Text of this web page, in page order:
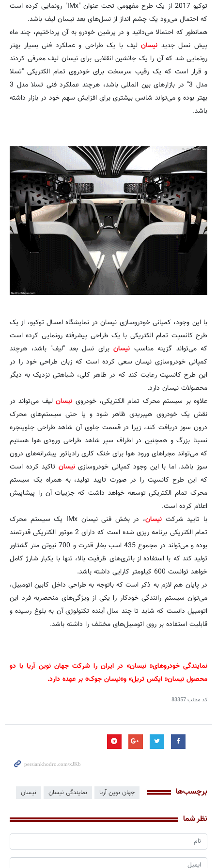
توکیو 2017 از یک طرح مفهومی تحت عنوان "IMx" رونمایی کرده است
که احتمال می‌رود یک چشم انداز از نسل‌های بعد نیسان لیف باشد.
همانطور که احتمالا می‌دانید و در پرشین خودرو به آن پرداختیم، چند ماه
پیش نسل جدید نیسانلیف با یک طراحی و عملکرد فنی بسیار بهتر
رونمایی شد که آن را یک جانشین انقلابی برای نیسان لیف معرفی کردند
و قرار است که یک رقیب سرسخت برای خودروی تمام الکتریکی "تسلا
مدل 3" در بازارهای بین المللی باشد، هرچند عملکرد فنی تسلا مدل 3
بهتر بوده و می‌تواند شانس بیشتری برای افزایش سهم خود در بازار داشته
باشد.
با این وجود، کمپانی خودروسازی نیسان در نمایشگاه امسال توکیو، از یک
طرح کانسپت تمام الکتریکی با یک طراحی پیشرفته رونمایی کرده است
که می‌تواند گزینه مناسب نیسان برای نسل بعد "لیف" باشد، هرچند
کمپانی خودروسازی نیسان سعی کرده است که زبان طراحی خود را در
این طرح کانسپت رعایت کند که در ظاهر کلی، شباهتی نزدیک به دیگر
محصولات نیسان دارد.
علاوه بر سیستم محرک تمام الکتریکی، خودروی نیسانلیف می‌تواند در
نقش یک خودروی هیبریدی ظاهر شود و یا حتی سیستم‌های محرک
درون سوز دریافت کند، زیرا در قسمت جلوی آن شاهد طراحی جلوپنجره
نسبتا بزرگ و همچنین در اطراف سپر شاهد طراحی ورودی هوا هستیم
که می‌تواند مجراهای ورود هوا برای خنک کاری رادیاتور پیشرانه‌های درون
سوز باشد. اما با این وجود کمپانی خودروسازینیسان تاکید کرده است
که این طرح کانسپت را در صورت تایید تولید، به همراه یک سیستم
محرک تمام الکتریکی توسعه خواهد داشت که جزییات آن را پیشاپیش
اعلام کرده است.
با تایید شرکت نیسان
، در بخش فنی نیسان IMx یک سیستم محرک
تمام الکتریکی برنامه ریزی شده است که دارای 2 موتور الکتریکی قدرتمند
بوده و می‌تواند در مجموع 435 اسب بخار قدرت و 700 نیوتن متر گشتاور
تولید کند که با استفاده از باتری‌های ظرفیت بالا، تنها با یکبار شارژ کامل
خواهد توانست 600 کیلومتر کارایی داشته باشد.
در پایان هم لازم به ذکر است که باتوجه به طراحی داخل کابین اتومبیل،
می‌توان سیستم رانندگی خودکار را یکی از ویژگی‌های منحصربه فرد این
اتومبیل دانست که شاید تا چند سال آینده تکنولوژی آن به بلوغ رسیده و
قابلیت استفاده بر روی اتومبیل‌های مختلف را داشته باشد.
نمایندگی خودروهای« نیسان» در ایران راشرکت جهان نوین آریابا دو
محصول نیسان« ایکس تریل» و«نیسان جوک» بر عهده دارد.
کد مطلب83357
برچسب‌ها جهان نوین آریا نمایندگی نیسان نیسان
نظر شما